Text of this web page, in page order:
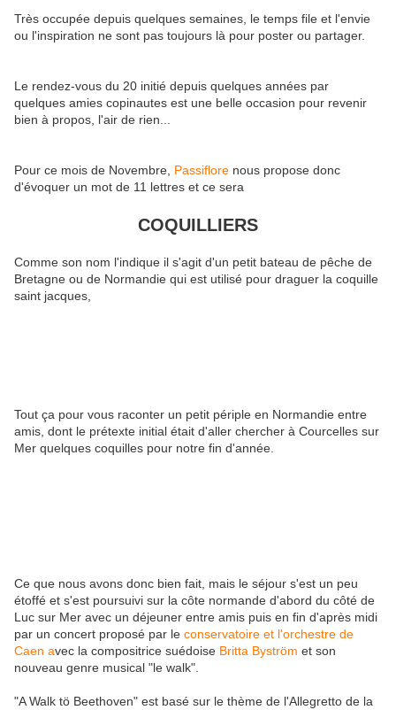
Très occupée depuis quelques semaines, le temps file et l'envie
ou l'inspiration ne sont pas toujours là pour poster ou partager.
Le rendez-vous du 20 initié depuis quelques années par
quelques amies copinautes est une belle occasion pour revenir
bien à propos, l'air de rien...
Pour ce mois de Novembre, Passiflore nous propose donc
d'évoquer un mot de 11 lettres et ce sera
COQUILLIERS
Comme son nom l'indique il s'agit d'un petit bateau de pêche de
Bretagne ou de Normandie qui est utilisé pour draguer la coquille
saint jacques,
Tout ça pour vous raconter un petit périple en Normandie entre
amis, dont le prétexte initial était d'aller chercher à Courcelles sur
Mer quelques coquilles pour notre fin d'année.
Ce que nous avons donc bien fait, mais le séjour s'est un peu
étoffé et s'est poursuivi sur la côte normande d'abord du côté de
Luc sur Mer avec un déjeuner entre amis puis en fin d'après midi
par un concert proposé par le conservatoire et l'orchestre de
Caen avec la compositrice suédoise Britta Byström et son
nouveau genre musical "le walk".
"A Walk tö Beethoven" est basé sur le thème de l'Allegretto de la